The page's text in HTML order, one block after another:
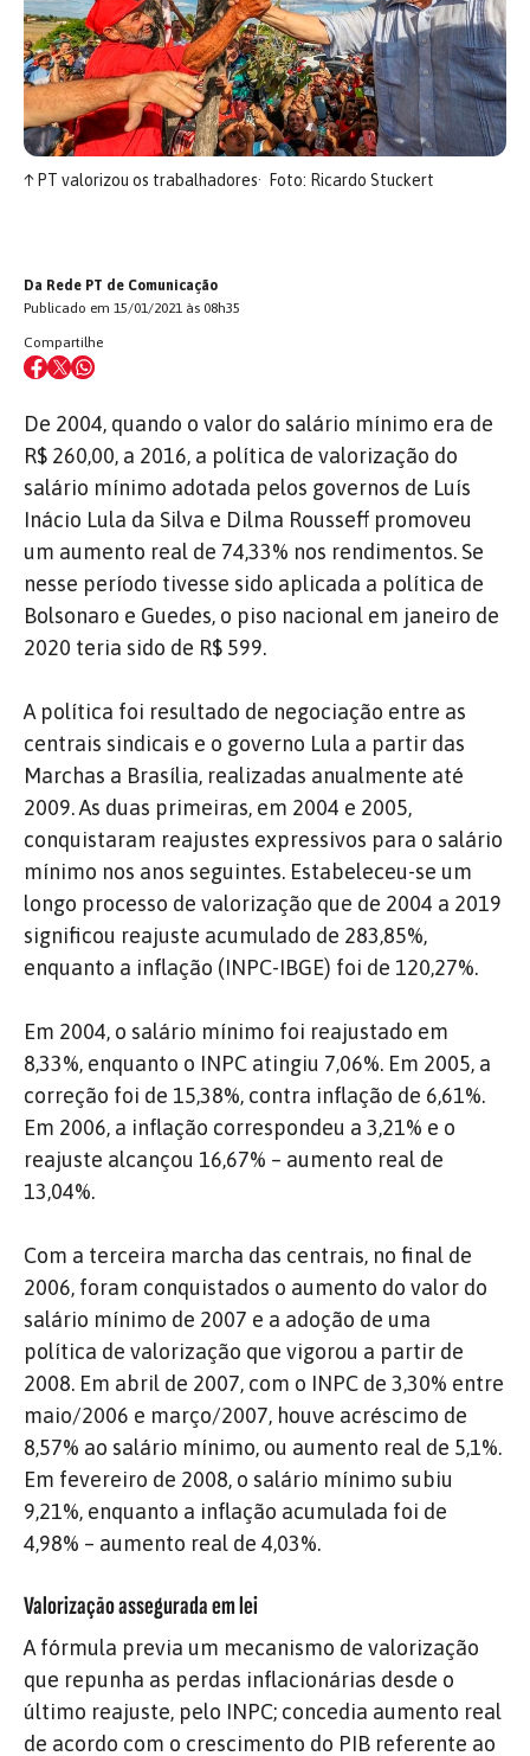
↑PT valorizou os trabalhadores Foto: Ricardo Stuckert
Da Rede PT de Comunicação
Publicado em 15/01/2021 às 08h35
Compartilhe
De 2004, quando o valor do salário mínimo era de
R$ 260,00, a 2016, a política de valorização do
salário mínimo adotada pelos governos de Luís
Inácio Lula da Silva e Dilma Rousseff promoveu
um aumento real de 74,33% nos rendimentos. Se
nesse período tivesse sido aplicada a política de
Bolsonaro e Guedes, o piso nacional em janeiro de
2020 teria sido de R$ 599.
A política foi resultado de negociação entre as
centrais sindicais e o governo Lula a partir das
Marchas a Brasília, realizadas anualmente até
2009. As duas primeiras, em 2004 e 2005,
conquistaram reajustes expressivos para o salário
mínimo nos anos seguintes. Estabeleceu-se um
longo processo de valorização que de 2004 a 2019
significou reajuste acumulado de 283,85%,
enquanto a inflação (INPC-IBGE) foi de 120,27%.
Em 2004, o salário mínimo foi reajustado em
8,33%, enquanto o INPC atingiu 7,06%. Em 2005, a
correção foi de 15,38%, contra inflação de 6,61%.
Em 2006, a inflação correspondeu a 3,21% e o
reajuste alcançou 16,67% – aumento real de
13,04%.
Com a terceira marcha das centrais, no final de
2006, foram conquistados o aumento do valor do
salário mínimo de 2007 e a adoção de uma
política de valorização que vigorou a partir de
2008. Em abril de 2007, com o INPC de 3,30% entre
maio/2006 e março/2007, houve acréscimo de
8,57% ao salário mínimo, ou aumento real de 5,1%.
Em fevereiro de 2008, o salário mínimo subiu
9,21%, enquanto a inflação acumulada foi de
4,98% – aumento real de 4,03%.
Valorização assegurada em lei
A fórmula previa um mecanismo de valorização
que repunha as perdas inflacionárias desde o
último reajuste, pelo INPC; concedia aumento real
de acordo com o crescimento do PIB referente ao